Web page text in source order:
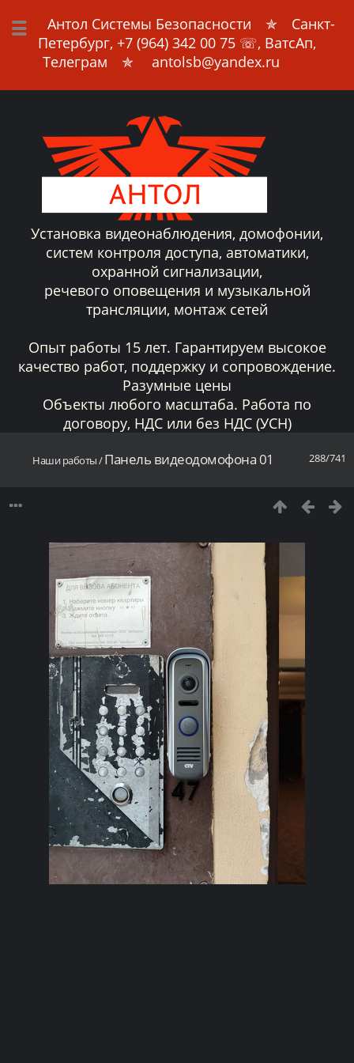
Антол Системы Безопасности ✯ Санкт-
Петербург, +7 (964) 342 00 75 ☏, ВатсАп,
Телеграм ✯ antolsb@yandex.ru
Установка видеонаблюдения, домофонии,
систем контроля доступа, автоматики,
охранной сигнализации,
речевого оповещения и музыкальной
трансляции, монтаж сетей
Опыт работы 15 лет. Гарантируем высокое
качество работ, поддержку и сопровождение.
Разумные цены
Объекты любого масштаба. Работа по
договору, НДС или без НДС (УСН)
288/741
Наши работы/Панель видеодомофона 01